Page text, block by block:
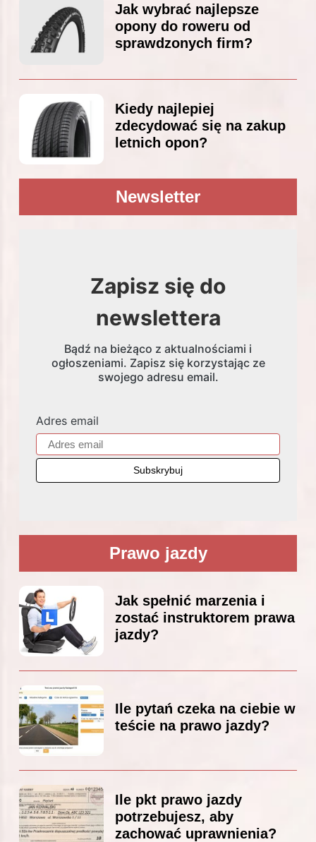
Jak wybrać najlepsze
opony do roweru od
sprawdzonych firm?
Kiedy najlepiej
zdecydować się na zakup
letnich opon?
Newsletter
Zapisz się do
newslettera
Bądź na bieżąco z aktualnościami i
ogłoszeniami. Zapisz się korzystając ze
swojego adresu email.
Adres email
Prawo jazdy
Jak spełnić marzenia i
zostać instruktorem prawa
jazdy?
Ile pytań czeka na ciebie w
teście na prawo jazdy?
Ile pkt prawo jazdy
potrzebujesz, aby
zachować uprawnienia?